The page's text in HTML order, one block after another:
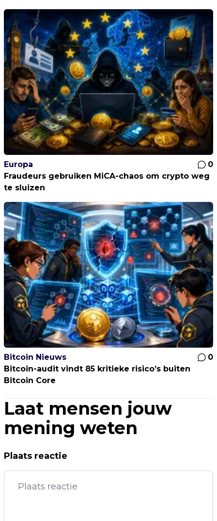
Europa
0
Fraudeurs gebruiken MiCA-chaos om crypto weg
te sluizen
Bitcoin Nieuws
0
Bitcoin-audit vindt 85 kritieke risico’s buiten
Bitcoin Core
Laat mensen jouw
mening weten
Plaats reactie